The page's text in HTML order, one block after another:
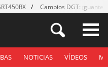
Cambios DGT: ¡guantes!
NOTICIAS VÍDEOS